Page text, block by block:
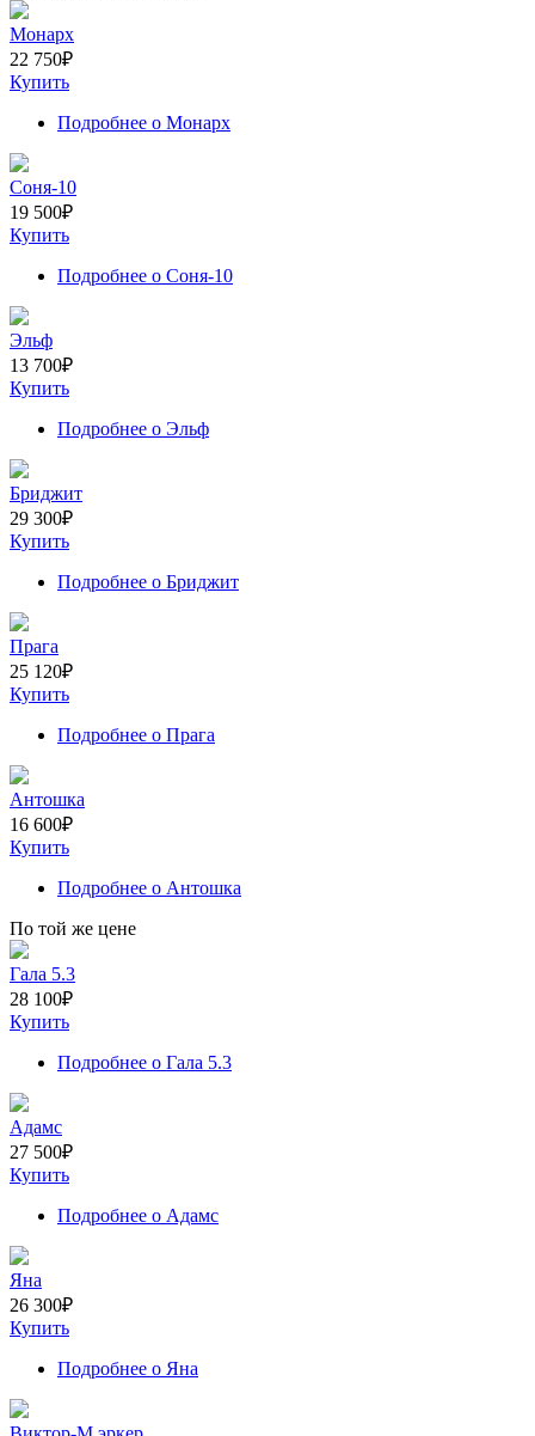
Монарх
22 750₽
Купить
Подробнее о Монарх
Соня-10
19 500₽
Купить
Подробнее о Соня-10
Эльф
13 700₽
Купить
Подробнее о Эльф
Бриджит
29 300₽
Купить
Подробнее о Бриджит
Прага
25 120₽
Купить
Подробнее о Прага
Антошка
16 600₽
Купить
Подробнее о Антошка
По той же цене
Гала 5.3
28 100₽
Купить
Подробнее о Гала 5.3
Адамс
27 500₽
Купить
Подробнее о Адамс
Яна
26 300₽
Купить
Подробнее о Яна